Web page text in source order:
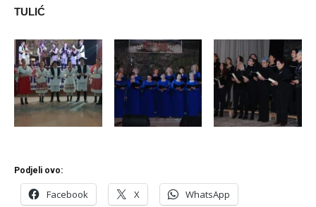
TULIĆ
Podjeli ovo:
Facebook X WhatsApp